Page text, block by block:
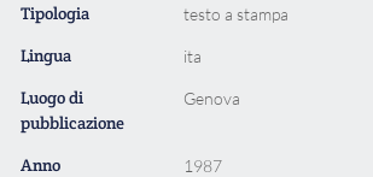
Tipologia testo a stampa
Lingua ita
Luogo di
pubblicazione
Genova
Anno 1987